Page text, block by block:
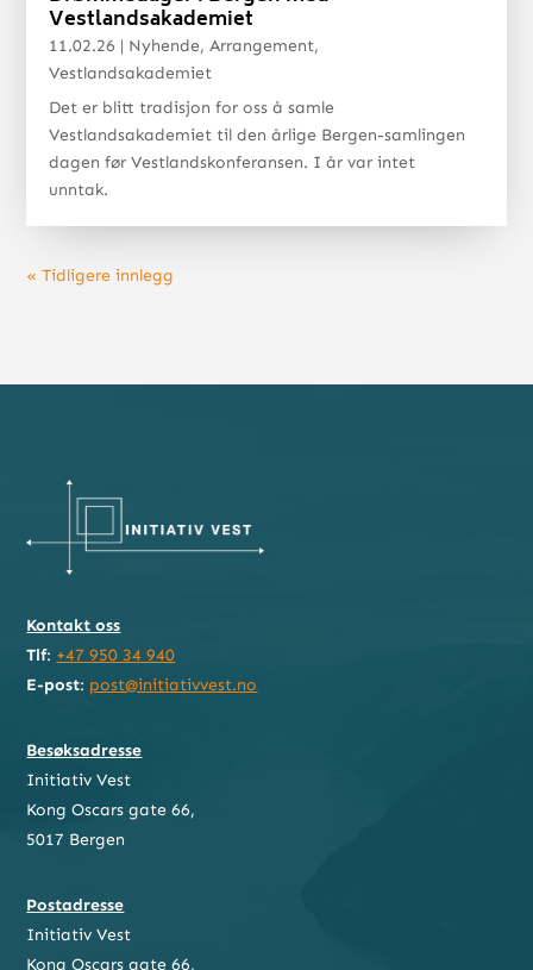
Vestlandsakademiet
11.02.26 | Nyhende,Arrangement,
Vestlandsakademiet
Det er blitt tradisjon for oss å samle
Vestlandsakademiet til den årlige Bergen-samlingen
dagen før Vestlandskonferansen. I år var intet
unntak.
« Tidligere innlegg
Kontakt oss
Tlf: +47 950 34 940
E-post: post@initiativvest.no
Besøksadresse
Initiativ Vest
Kong Oscars gate 66,
5017 Bergen
Postadresse
Initiativ Vest
Kong Oscars gate 66,